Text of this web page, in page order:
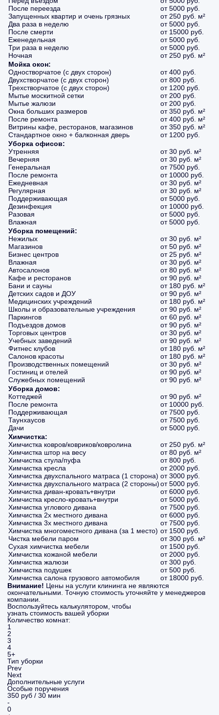
После переезда
от 5000 руб.
Запущенных квартир и очень грязных
от 250 руб. м²
Два раза в неделю
от 5000 руб.
После смерти
от 15000 руб.
Еженедельная
от 5000 руб.
Три раза в неделю
от 5000 руб.
Ночная
от 250 руб. м²
Мойка окон:
Одностворчатое (с двух сторон)
от 400 руб.
Двухстворчатое (с двух сторон)
от 800 руб.
Трехстворчатое (с двух сторон)
от 1200 руб.
Мытье москитной сетки
от 200 руб.
Мытье жалюзи
от 200 руб.
Окна больших размеров
от 350 руб. м²
После ремонта
от 400 руб. м²
Витрины кафе, ресторанов, магазинов
от 350 руб. м²
Стандартное окно + балконная дверь
от 1200 руб.
Уборка офисов:
Утренняя
от 30 руб. м²
Вечерняя
от 30 руб. м²
Генеральная
от 7500 руб.
После ремонта
от 10000 руб.
Ежедневная
от 30 руб. м²
Регулярная
от 30 руб. м²
Поддерживающая
от 5000 руб.
Дезинфекция
от 10000 руб.
Разовая
от 5000 руб.
Влажная
от 5000 руб.
Уборка помещений:
Нежилых
от 30 руб. м²
Магазинов
от 50 руб. м²
Бизнес центров
от 25 руб. м²
Влажная
от 30 руб. м²
Автосалонов
от 80 руб. м²
Кафе и ресторанов
от 90 руб. м²
Бани и сауны
от 180 руб. м²
Детских садов и ДОУ
от 90 руб. м²
Медицинских учреждений
от 180 руб. м²
Школы и образовательные учреждения
от 90 руб. м²
Паркингов
от 60 руб. м²
Подъездов домов
от 90 руб. м²
Торговых центров
от 30 руб. м²
Учебных заведений
от 90 руб. м²
Фитнес клубов
от 180 руб. м²
Салонов красоты
от 180 руб. м²
Производственных помещений
от 30 руб. м²
Гостиниц и отелей
от 90 руб. м²
Служебных помещений
от 90 руб. м²
Уборка домов:
Коттеджей
от 90 руб. м²
После ремонта
от 10000 руб.
Поддерживающая
от 7500 руб.
Таунхаусов
от 7500 руб.
Дачи
от 5000 руб.
Химчистка:
Химчистка ковров/ковриков/ковролина
от 250 руб. м²
Химчистка штор на весу
от 80 руб. м²
Химчистка стула/пуфа
от 800 руб.
Химчистка кресла
от 2000 руб.
Химчистка двухспального матраса (1 сторона) от 3000 руб.
Химчистка двухспального матраса (2 стороны)от 5000 руб.
Химчистка диван-кровать+внутри
от 6000 руб.
Химчистка кресло-кровать+внутри
от 5000 руб.
Химчистка углового дивана
от 7500 руб.
Химчистка 2х местного дивана
от 6000 руб.
Химчистка 3х местного дивана
от 7500 руб.
Химчистка многоместного дивана (за 1 место) от 1500 руб.
Чистка мебели паром
от 300 руб. м²
Сухая химчистка мебели
от 1500 руб.
Химчистка кожаной мебели
от 2000 руб.
Химчистка жалюзи
от 300 руб.
Химчистка подушек
от 500 руб.
Химчистка салона грузового автомобиля
от 18000 руб.
Внимание! Цены на услуги клининга не являются
окончательными. Точную стоимость уточняйте у менеджеров
компании.
Воспользуйтесь калькулятором, чтобы
узнать стоимость вашей уборки
Количество комнат:
1
2
3
4
5+
Тип уборки
Prev
Next
Дополнительные услуги
Особые поручения
350 руб / 30 мин
-
0